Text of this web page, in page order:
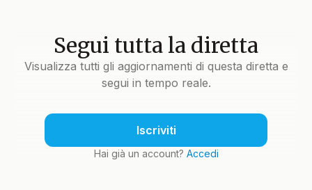
Segui tutta la diretta
Visualizza tutti gli aggiornamenti di questa diretta e
segui in tempo reale.
Iscriviti
Hai già un account? Accedi